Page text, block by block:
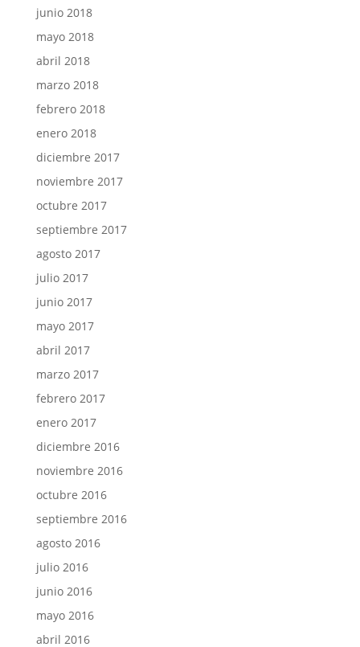
junio 2018
mayo 2018
abril 2018
marzo 2018
febrero 2018
enero 2018
diciembre 2017
noviembre 2017
octubre 2017
septiembre 2017
agosto 2017
julio 2017
junio 2017
mayo 2017
abril 2017
marzo 2017
febrero 2017
enero 2017
diciembre 2016
noviembre 2016
octubre 2016
septiembre 2016
agosto 2016
julio 2016
junio 2016
mayo 2016
abril 2016